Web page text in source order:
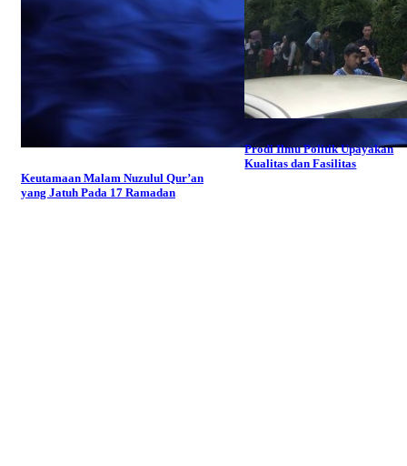
Keutamaan Malam Nuzulul Qur’an
yang Jatuh Pada 17 Ramadan
Prodi Ilmu Politik Upayakan
Kualitas dan Fasilitas